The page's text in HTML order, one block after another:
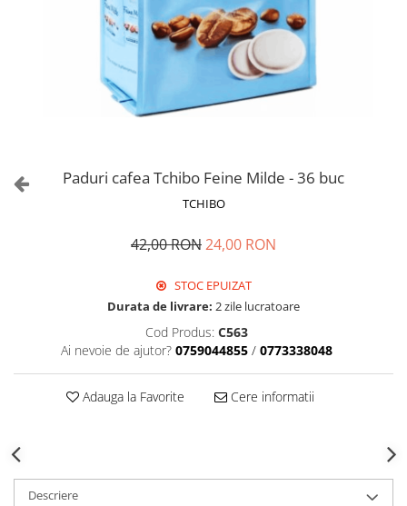
Paduri cafea Tchibo Feine Milde - 36 buc
TCHIBO
42,00 RON24,00 RON
STOC EPUIZAT
Durata de livrare: 2 zile lucratoare
Cod Produs: C563
Ai nevoie de ajutor? 0759044855 / 0773338048
Adauga la Favorite Cere informatii
Descriere